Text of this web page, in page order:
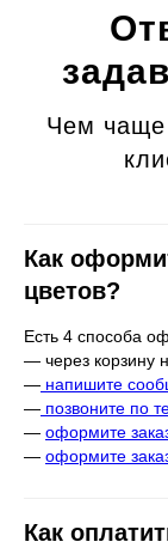
Чем чаще
Как
цветов?
Есть 4 способа
— через корзину
— напишите
— позвоните по
— оформите
— оформите
Как